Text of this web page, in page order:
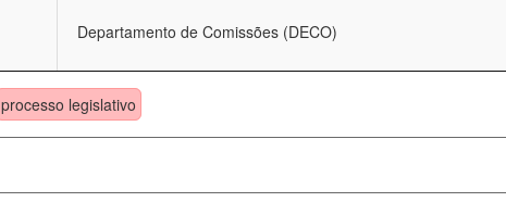
Departamento de Comissões (DECO)
processo legislativo